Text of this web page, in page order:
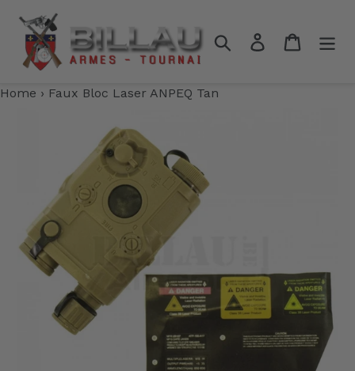
contenu
RechercherSe connecter
Panier
Home › Faux Bloc Laser ANPEQ Tan